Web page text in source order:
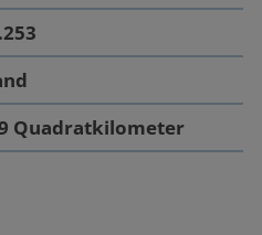
Quadratkilometer